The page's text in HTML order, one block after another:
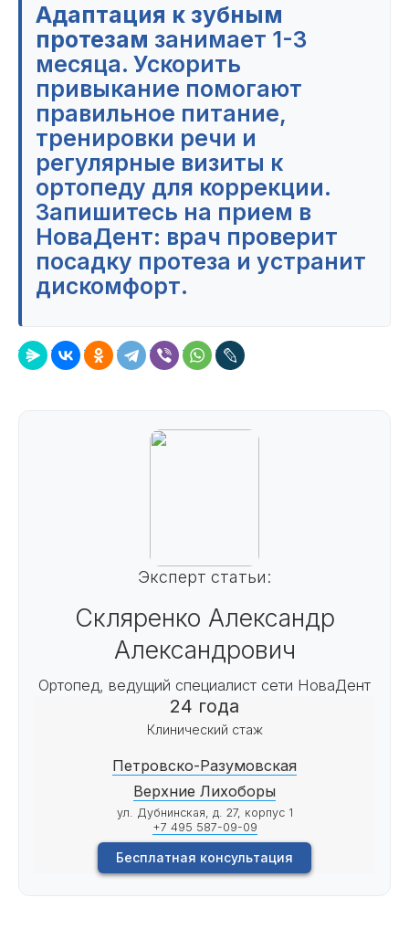
Адаптация к зубным
протезам занимает 1-3
месяца. Ускорить
привыкание помогают
правильное питание,
тренировки речи и
регулярные визиты к
ортопеду для коррекции.
Запишитесь на прием в
НоваДент: врач проверит
посадку протеза и устранит
дискомфорт.
Эксперт статьи:
Скляренко Александр
Александрович
Ортопед, ведущий специалист сети НоваДент
24 года
Клинический стаж
Петровско-Разумовская
Верхние Лихоборы
ул. Дубнинская, д. 27, корпус 1
+7 495 587-09-09
Бесплатная консультация